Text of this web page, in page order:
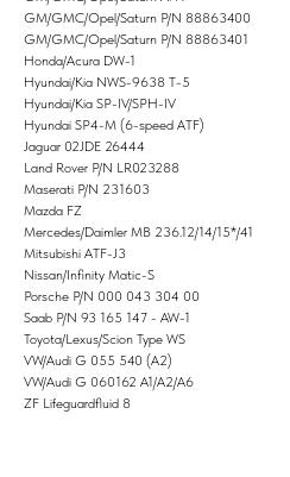
GM/GMC/Opel/Saturn P/N 88863400
GM/GMC/Opel/Saturn P/N 88863401
Honda/Acura DW-1
Hyundai/Kia NWS-9638 T-5
Hyundai/Kia SP-IV/SPH-IV
Hyundai SP4-M (6-speed ATF)
Jaguar 02JDE 26444
Land Rover P/N LR023288
Maserati P/N 231603
Mazda FZ
Mercedes/Daimler MB 236.12/14/15*/41
Mitsubishi ATF-J3
Nissan/Infinity Matic-S
Porsche P/N 000 043 304 00
Saab P/N 93 165 147 - AW-1
Toyota/Lexus/Scion Type WS
VW/Audi G 055 540 (A2)
VW/Audi G 060162 A1/A2/A6
ZF Lifeguardfluid 8